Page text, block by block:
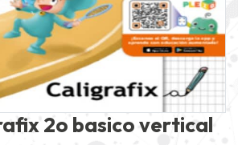
2o basico vertical